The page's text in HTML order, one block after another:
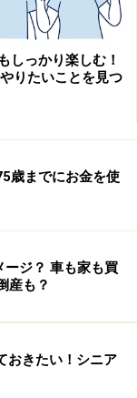
るのはよいと思
と、これから結
ら起業したりす
るのは、やはり
出せないiDeCo
方がよいと思い
ば、活用してみ
り込まれる銀行
こういったこと
は働いて収入を
しっかり楽しむ！
りたいことを見つ
歳までにお金を使
ージ？ 車も家も買
産も？
おきたい！シニア